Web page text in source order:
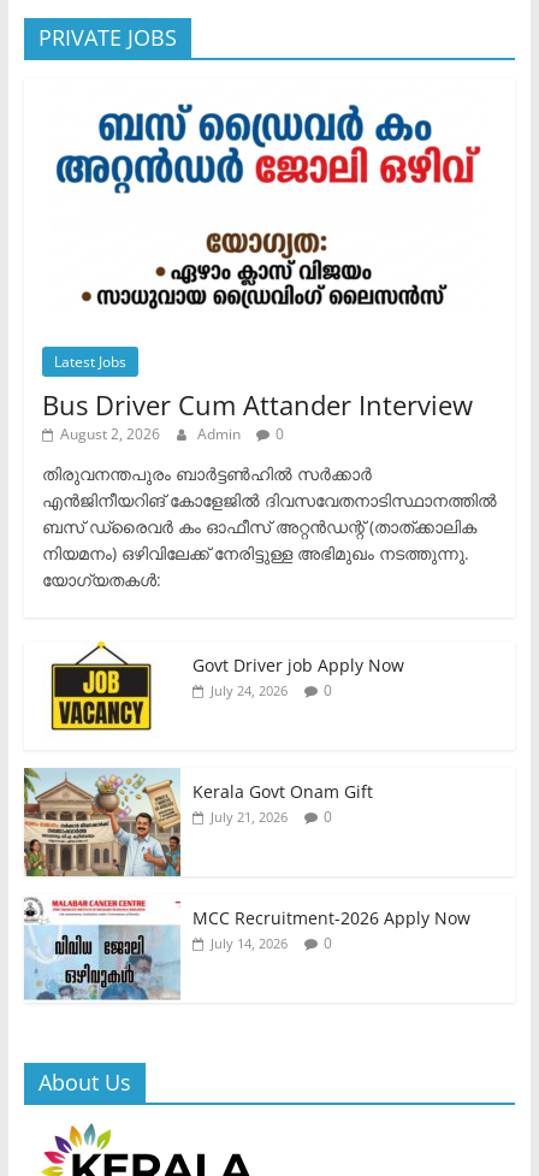
PRIVATE JOBS
Latest Jobs
Bus Driver Cum Attander Interview
August 2, 2026 Admin 0
തിരുവനന്തപുരം ബാർട്ടൺഹിൽ സർക്കാർ
എൻജിനീയറിങ് കോളേജിൽ ദിവസവേതനാടിസ്ഥാനത്തിൽ
ബസ് ഡ്രൈവർ കം ഓഫീസ് അറ്റൻഡന്റ് (താത്ക്കാലിക
നിയമനം) ഒഴിവിലേക്ക് നേരിട്ടുള്ള അഭിമുഖം നടത്തുന്നു.​
യോഗ്യതകൾ:
Govt Driver job Apply Now
July 24, 2026 0
Kerala Govt Onam Gift
July 21, 2026 0
MCC Recruitment-2026 Apply Now
July 14, 2026 0
About Us